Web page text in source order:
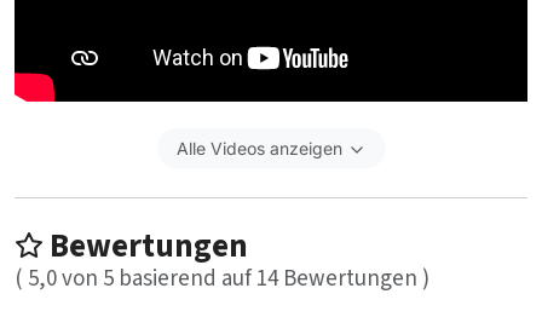
Alle Videos anzeigen
Bewertungen
( 5,0von 5 basierend auf14Bewertungen )